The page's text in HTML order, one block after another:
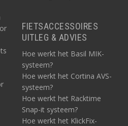
FIETSACCESSOIRES
UITLEG & ADVIES
Hoe werkt het Basil MIK-
systeem?
Hoe werkt het Cortina AVS-
systeem?
Hoe werkt het Racktime
Snap-it systeem?
Hoe werkt het KlickFix-